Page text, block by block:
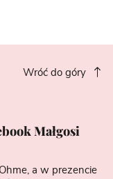
Wróć do góry
Małgosi
a w prezencie